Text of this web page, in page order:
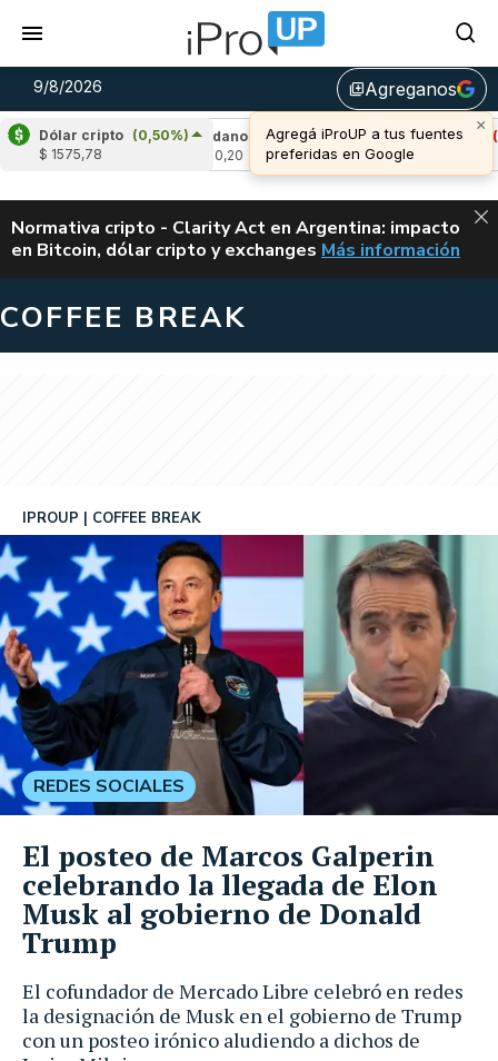
9/8/2026 library_addAgreganos
×
Agregá iProUP a tus fuentes
preferidas en Google
Dólar cripto (0,50%)
$ 1575,78
Cardano (-1,94%)
Avalanche
(-
u$s 6,44
ALERTA
Normativa cripto - Clarity Act en Argentina: impacto
en Bitcoin, dólar cripto y exchanges CLARITY ACT EN
Más información
COFFEE BREAK
El cofundador de Mercado Libre celebró en redes
la designación de Musk en el gobierno de Trump
con un posteo irónico aludiendo a dichos de
IPROUP COFFEE BREAK
REDES SOCIALES
El posteo de Marcos Galperin
celebrando la llegada de Elon
Musk al gobierno de Donald
Trump